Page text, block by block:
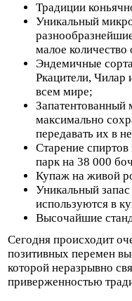
Традиции
Уникальный
малое количество
Эндемичные
Ркацители,
всем мире;
Запатентованный
максимально
передавать их в
Старение
парк на 38 000
Купаж на живой
Уникальный
используются в
Высочайшие
Сегодня происходит
позитивных перемен
которой неразрывно
приверженностью